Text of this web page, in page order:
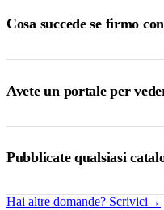
Cosa succede se firmo
Avete un portale per
Pubblicate qualsiasi
Hai altre domande? Scrivici →